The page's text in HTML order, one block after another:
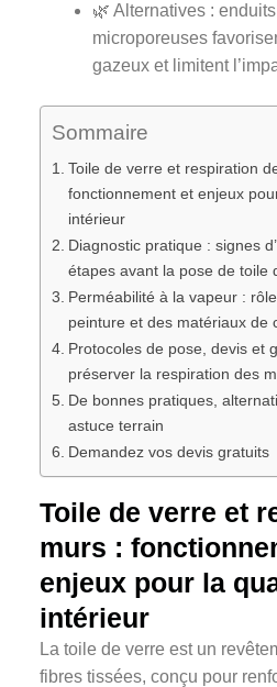
🌿 Alternatives :
microporeuses
gazeux et limitent
Sommaire
Toile de verre et respiration
fonctionnement et enjeux
intérieur
Diagnostic pratique : signes
étapes avant la pose de toile
Perméabilité à la vapeur :
peinture et des matériaux de
Protocoles de pose, devis et
préserver la respiration des
De bonnes pratiques,
astuce terrain
Demandez vos devis gratuits
Toile de verre et
murs :
enjeux pour la
intérieur
La toile de verre est un
fibres tissées, conçu pour